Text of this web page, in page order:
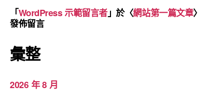
「WordPress 示範留言者」於〈網站第一篇文章〉
發佈留言
彙整
2026 年 8 月